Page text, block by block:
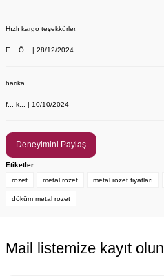
Hızlı kargo teşekkürler.
E... Ö... | 28/12/2024
harika
f... k... | 10/10/2024
Deneyimini Paylaş
Etiketler :
rozet
metal rozet metal rozet fiyatları
döküm metal rozet
Mail listemize kayıt olun